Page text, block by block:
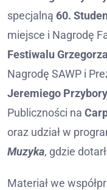
specjalną 60.
miejsce i Nagrodę
Festiwalu
Nagrodę SAWP i
Jeremiego
Publiczności na
oraz udział w
Muzyka, gdzie
Materiał we